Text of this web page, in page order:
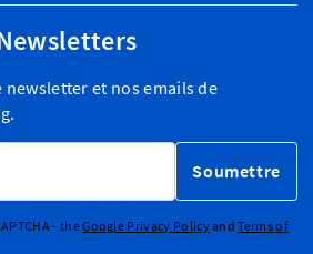
et nos emails de
Soumettre
- theGoogle Privacy PolicyandTerms of